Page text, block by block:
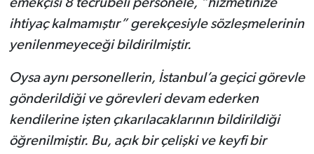
emekçisi 8 tecrübeli personele, “hizmetinize
ihtiyaç kalmamıştır” gerekçesiyle sözleşmelerinin
yenilenmeyeceği bildirilmiştir.
Oysa aynı personellerin, İstanbul’a geçici görevle
gönderildiği ve görevleri devam ederken
kendilerine işten çıkarılacaklarının bildirildiği
öğrenilmiştir. Bu, açık bir çelişki ve keyfi bir